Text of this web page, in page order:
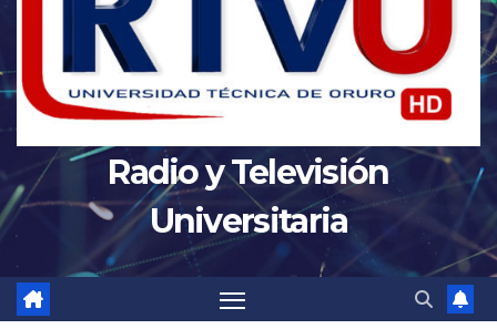
Radio y Televisión
Universitaria